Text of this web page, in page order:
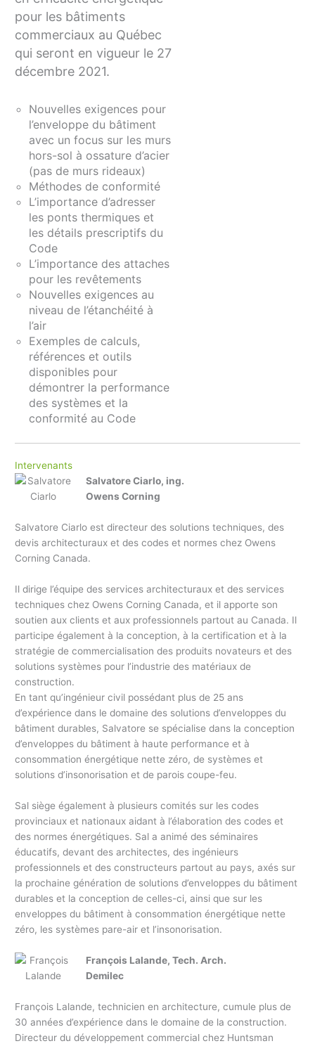
pour les bâtiments
commerciaux au Québec
qui seront en vigueur le 27
décembre 2021.
Nouvelles exigences pour
l’enveloppe du bâtiment
avec un focus sur les murs
hors-sol à ossature d’acier
(pas de murs rideaux)
Méthodes de conformité
L’importance d’adresser
les ponts thermiques et
les détails prescriptifs du
Code
L’importance des attaches
pour les revêtements
Nouvelles exigences au
niveau de l’étanchéité à
l’air
Exemples de calculs,
références et outils
disponibles pour
démontrer la performance
des systèmes et la
conformité au Code
Intervenants
Salvatore Ciarlo, ing.
Owens Corning
Salvatore Ciarlo est directeur des solutions techniques, des
devis architecturaux et des codes et normes chez Owens
Corning Canada.
Il dirige l’équipe des services architecturaux et des services
techniques chez Owens Corning Canada, et il apporte son
soutien aux clients et aux professionnels partout au Canada. Il
participe également à la conception, à la certification et à la
stratégie de commercialisation des produits novateurs et des
solutions systèmes pour l’industrie des matériaux de
construction.
En tant qu’ingénieur civil possédant plus de 25 ans
d’expérience dans le domaine des solutions d’enveloppes du
bâtiment durables, Salvatore se spécialise dans la conception
d’enveloppes du bâtiment à haute performance et à
consommation énergétique nette zéro, de systèmes et
solutions d’insonorisation et de parois coupe-feu.
Sal siège également à plusieurs comités sur les codes
provinciaux et nationaux aidant à l’élaboration des codes et
des normes énergétiques. Sal a animé des séminaires
éducatifs, devant des architectes, des ingénieurs
professionnels et des constructeurs partout au pays, axés sur
la prochaine génération de solutions d’enveloppes du bâtiment
durables et la conception de celles-ci, ainsi que sur les
enveloppes du bâtiment à consommation énergétique nette
zéro, les systèmes pare-air et l’insonorisation.
François Lalande, Tech. Arch.
Demilec
François Lalande, technicien en architecture, cumule plus de
30 années d’expérience dans le domaine de la construction.
Directeur du développement commercial chez Huntsman